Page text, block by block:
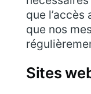
que
que nos
Sites